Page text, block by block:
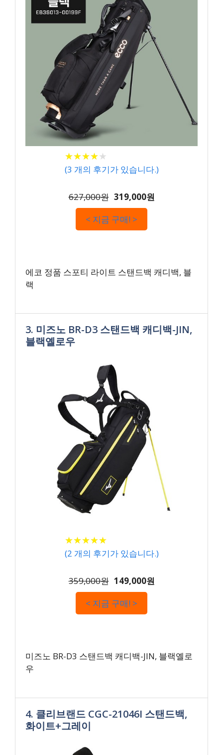
★★★★★
★★★★★
(3 개의 후기가 있습니다.)
627,000원 319,000원
< 지금 구매! >
에코 정품 스포티 라이트 스탠드백 캐디백, 블
랙
3. 미즈노 BR-D3 스탠드백 캐디백-JIN,
블랙옐로우
★★★★★
★★★★★
(2 개의 후기가 있습니다.)
359,000원 149,000원
< 지금 구매! >
미즈노 BR-D3 스탠드백 캐디백-JIN, 블랙옐로
우
4. 클리브랜드 CGC-21046I 스탠드백,
화이트+그레이